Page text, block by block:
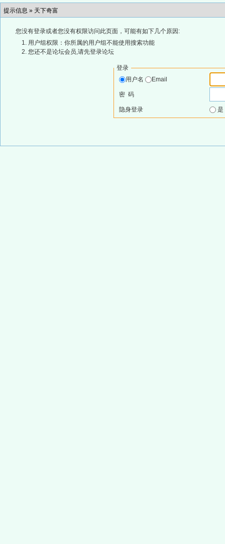
提示信息 » 天下奇富
您没有登录或者您没有权限访问此页面，可能有如下几个原因:
用户组权限：你所属的用户组不能使用搜索功能
您还不是论坛会员,请先登录论坛
登录
用户名
Email
密 码
隐身登录